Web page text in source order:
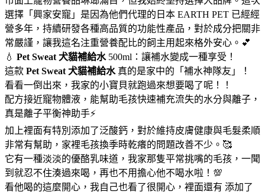
選擇「興家安寵」是因為他們代理的日本 EARTH PET 已經經
營多年，持續研發各種高品質的功能性產品，對於成分把關非
常嚴謹，讓我這名注重營養配比的飼主用起來格外安心。💕
💧 Pet Sweat 犬貓補給水500ml：讓補水變成一種享受！
這款 Pet Sweat 犬貓補給水 真的是家中的「補水神隊友」！
看看一倒出來，我家的小寶貝就跑過來想要喝了呢！！
配方接近寵物體液，能幫助毛孩快速補充流失的水分與離子，
真是離子平衡神助手⚡
加上裡面有特別添加了泛酸鈣，對於維持皮膚健康與毛髮柔順
非常有幫助，家裡毛孩換季時乾癢的問題改善不少。🥰
它有一種淡淡的優酪乳味道，我家那隻平常挑嘴的毛孩，一聞
到就忍不住湊過來喝，再也不用擔心他不喝水啦！💯
看他喝的這麼開心，我自己也看了很開心，裡面還有 添加了